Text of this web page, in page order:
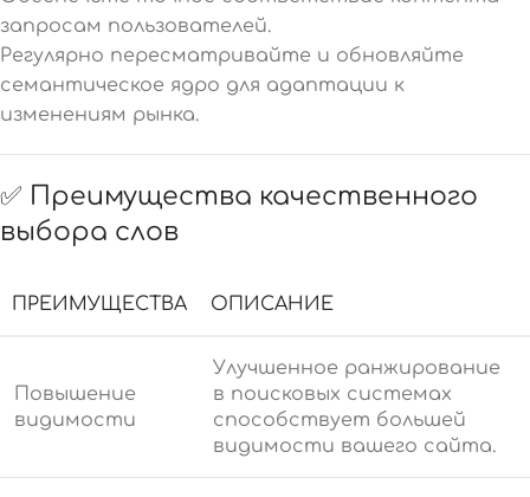
запросам пользователей.
Регулярно пересматривайте и обновляйте
семантическое ядро для адаптации к
изменениям рынка.
✅ Преимущества качественного
выбора слов
ПРЕИМУЩЕСТВА ОПИСАНИЕ
Повышение
видимости
Улучшенное ранжирование
в поисковых системах
способствует большей
видимости вашего сайта.